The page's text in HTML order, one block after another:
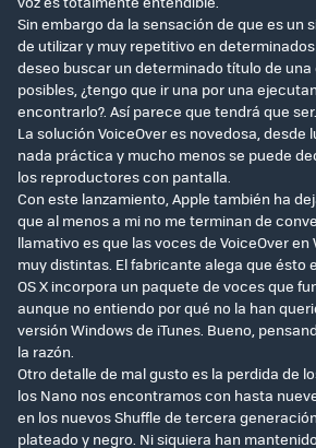
Sin embargo da la sensación de que es un
de utilizar y muy repetitivo en
deseo buscar un determinado título de
posibles, ¿tengo que ir una por una
encontrarlo?. Así parece que tendrá que ser.
La solución VoiceOver es novedosa, desde
nada práctica y mucho menos se puede
los reproductores con pantalla.
Con este lanzamiento, Apple también ha
que al menos a mi no me terminan de
llamativo es que las voces de VoiceOver
muy distintas. El fabricante alega que ésto
OS X incorpora un paquete de voces que
aunque no entiendo por qué no la han
versión Windows de iTunes. Bueno,
la razón.
Otro detalle de mal gusto es la perdida de
los Nano nos encontramos con hasta
en los nuevos Shuffle de tercera
plateado y negro. Ni siquiera han